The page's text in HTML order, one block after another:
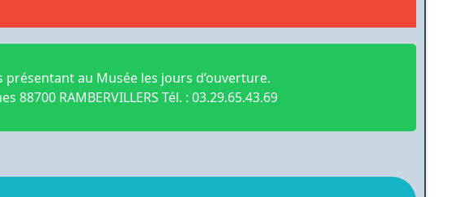
au Musée les jours d’ouverture.
88700 RAMBERVILLERS Tél. : 03.29.65.43.69